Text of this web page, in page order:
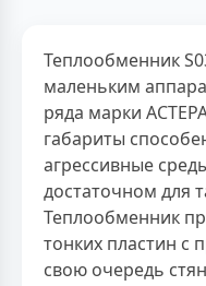
Теплообменник
маленьким
ряда марки
габариты
агрессивные
достаточном для
Теплообменник
тонких пластин с
свою очередь